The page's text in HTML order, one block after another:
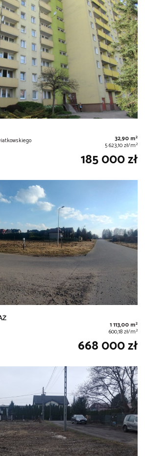
32,90 m2
5 623,10 zł/m2
185 000 zł
1 113,00 m2
600,18 zł/m2
668 000 zł